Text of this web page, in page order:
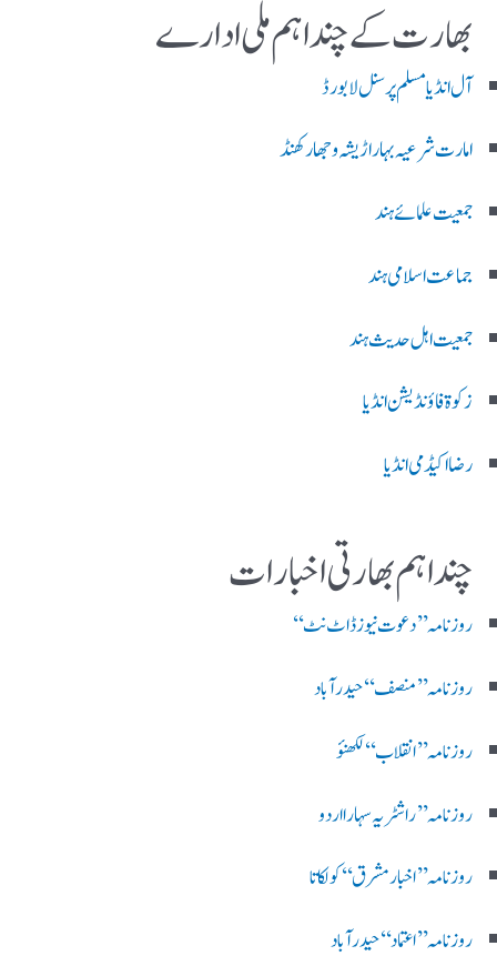
بھارت کے چند اہم ملی ادارے
آل انڈیا مسلم پرسنل لا بورڈ
امارت شرعیہ بہار اڑیشہ و جھارکھنڈ
جمعیت علمائے ہند
جماعت اسلامی ہند
جمعیت اہل حدیث ہند
زکوۃ فاؤنڈیشن انڈیا
رضا اکیڈمی انڈیا
چند اہم بھارتی اخبارات
روز نامہ ’’ دعوت نیوز ڈاٹ نٹ‘‘
روزنامہ ’’ منصف‘‘ حیدر آباد
روزنامہ ’’ انقلاب‘‘ لکھنؤ
روز نامہ ’’راشٹریہ سہارا اردو
روزنامہ ’’اخبارمشرق‘‘ کولکاتا
روزنامہ ’’اعتماد‘‘ حیدرآباد